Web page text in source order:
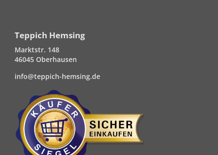
Teppich Hemsing
Marktstr. 148
46045 Oberhausen
info@teppich-hemsing.de